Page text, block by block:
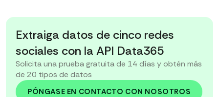
Extraiga datos de cinco redes
sociales con la API Data365
Solicita una prueba gratuita de 14 días y obtén más
de 20 tipos de datos
PÓNGASE EN CONTACTO CON NOSOTROS